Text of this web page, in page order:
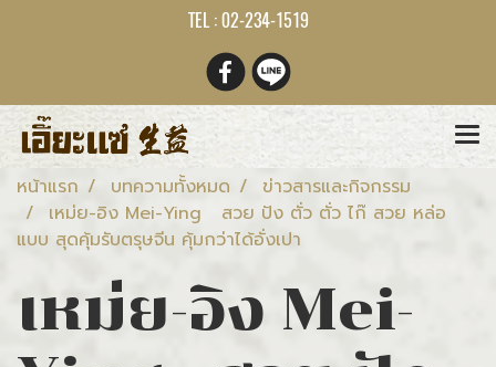
TEL : 02-234-1519
หน้าแรก บทความทั้งหมด
ข่าวสารและกิจกรรม
เหม่ย-อิง Mei-Ying สวย ปัง ตั่ว ตั่ว ไก๊ สวย หล่อ
แบบ สุดคุ้มรับตรุษจีน คุ้มกว่าได้อั่งเปา
เหม่ย-อิง Mei-